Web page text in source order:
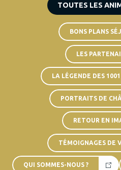
TOUTES LES
BONS PLANS
LES
LA LÉGENDE DES
PORTRAITS DE
RETOUR EN
TÉMOIGNAGES DE
QUI SOMMES-NOUS ?